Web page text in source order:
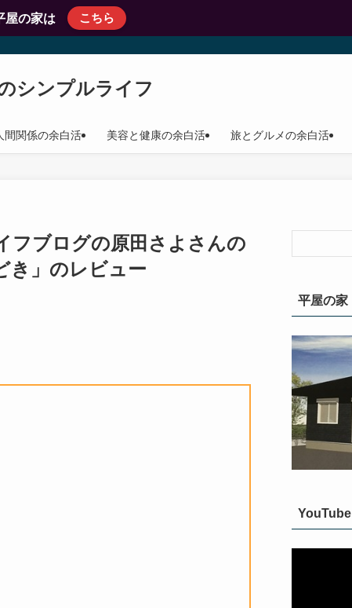
屋の家は こちら
シンプルライフ
間関係の余白活 美容と健康の余白活 旅とグルメの余白活
フブログの原田さよさんの
き」のレビュー
平屋の家
YouTube